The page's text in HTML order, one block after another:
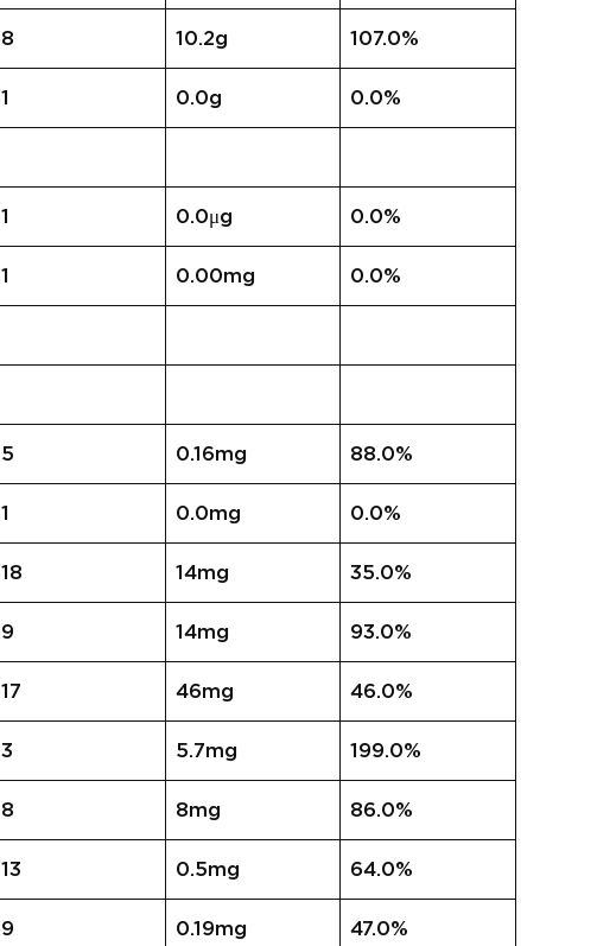
8 10.2g 107.0%
1 0.0g 0.0%
1 0.0μg 0.0%
1 0.00mg 0.0%
5 0.16mg 88.0%
1 0.0mg 0.0%
18 14mg 35.0%
9 14mg 93.0%
17 46mg 46.0%
3 5.7mg 199.0%
8 8mg 86.0%
13 0.5mg 64.0%
9 0.19mg 47.0%